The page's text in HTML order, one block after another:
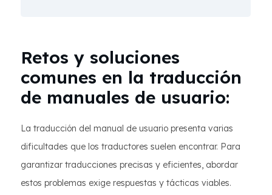
Retos y soluciones
comunes en la traducción
de manuales de usuario:
La traducción del manual de usuario presenta varias
dificultades que los traductores suelen encontrar. Para
garantizar traducciones precisas y eficientes, abordar
estos problemas exige respuestas y tácticas viables.